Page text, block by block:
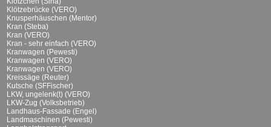
Klötzebrücke (VERO)
Knusperhäuschen (Mentor)
Kran (Steba)
Kran (VERO)
Kran - sehr einfach (VERO)
Kranwagen (Pewesti)
Kranwagen (VERO)
Kranwagen (VERO)
Kreissäge (Reuter)
Kutsche (SFFischer)
LKW, ungelenk(t) (VERO)
LKW-Zug (Volksbetrieb)
Landhaus-Fassade (Engel)
Landmaschinen (Pewesti)